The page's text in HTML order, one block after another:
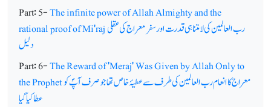
Part: 5-The infinite power of Allah Almighty and the
rational proof of Mi'rajرب العالمین کی لامتناہی قدرت اور سفر معراج کی عقلی
دلیل
Part: 6-The Reward of 'Meraj' Was Given by Allah Only to
the Prophetمعراج کا انعام رب العالمین کی طرف سے عطیۂ خاص تھا جو صرف آپؐ کو
عطا کیا گیا